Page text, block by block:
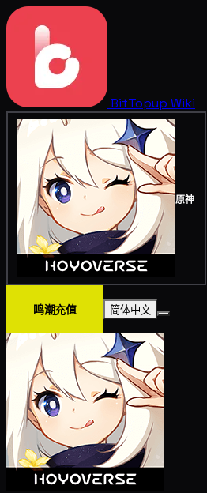
BitTopup Wiki
原神
鸣潮充值 简体中文